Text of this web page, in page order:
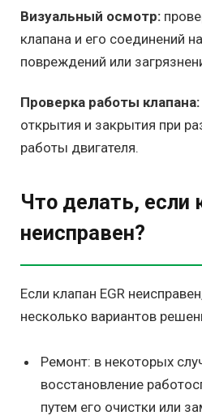
Визуальный осмотр:
клапана и его соединений
повреждений или
Проверка работы клапана:
открытия и закрытия при
работы двигателя.
Что делать, если
неисправен?
Если клапан EGR
несколько вариантов
Ремонт: в некоторых
восстановление
путем его очистки или